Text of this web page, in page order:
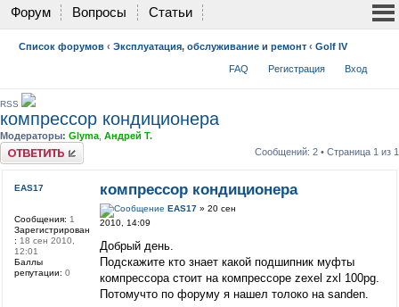
Форум Вопросы Статьи
Список форумов ‹ Эксплуатация, обслуживание и ремонт ‹ Golf IV
FAQ Регистрация Вход
RSS
компрессор кондиционера
Модераторы: Glyma Андрей Т.
Ответить
Сообщений: 2 • Страница 1 из 1
компрессор кондиционера
EAS17» 20 сен
2010, 14:09
Добрый день.
Подскажите кто знает какой подшипник муфты
компрессора стоит на компрессоре zexel zxl 100pg.
Потомучто по форуму я нашел толоко на sanden.
EAS17
Сообщения: 1
Зарегистрирован
: 18 сен 2010,
12:01
Баллы
репутации: 0